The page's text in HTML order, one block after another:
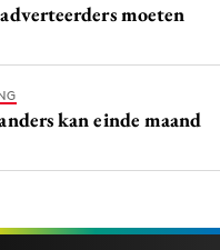
moeten
kan einde maand